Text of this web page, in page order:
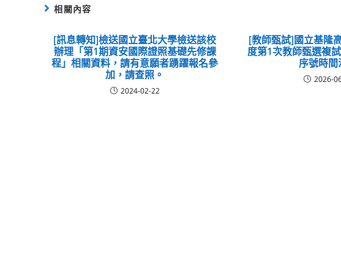
相關內容
[訊息轉知]檢送國立臺北大學檢送該校
辦理「第1期資安國際證照基礎先修課
程」相關資料，請有意願者踴躍報名參
加，請查照。
2024-02-22
[教師甄試]國立基隆
度第1次教師甄選複
序號時間
2026-